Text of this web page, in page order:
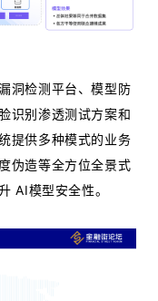
洞检测平台、模型防
识别渗透测试方案和
提供多种模式的业务
伪造等全方位全景式
AI模型安全性。